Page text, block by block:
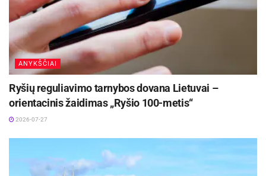
ANYKŠČIAI
Ryšių reguliavimo tarnybos dovana Lietuvai –
orientacinis žaidimas „Ryšio 100-metis“
2026-07-27